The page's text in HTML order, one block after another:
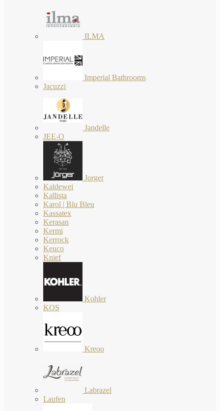
ILMA
Imperial Bathrooms
Jacuzzi
Jandelle
JEE-O
Jorger
Kaldewei
Kallista
Karol | Blu Bleu
Kassatex
Kerasan
Kermi
Kerrock
Keuco
Knief
Kohler
KOS
Kreoo
Labrazel
Laufen